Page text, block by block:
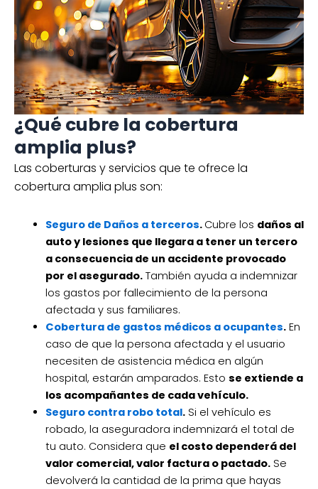
*Las tarifas están sujetas a cambios
según las especificaciones de cada póliza
de seguro.
¿Qué cubre la cobertura
amplia plus?
Las coberturas y servicios que te ofrece la
cobertura amplia plus son:
Seguro de Daños a terceros. Cubre los daños al
auto y lesiones que llegara a tener un tercero
a consecuencia de un accidente provocado
por el asegurado.También ayuda a indemnizar
los gastos por fallecimiento de la persona
afectada y sus familiares.
Cobertura de gastos médicos a ocupantes.En
caso de que la persona afectada y el usuario
necesiten de asistencia médica en algún
hospital, estarán amparados. Esto se extiende a
los acompañantes de cada vehículo.
Seguro contra robo total.Si el vehículo es
robado, la aseguradora indemnizará el total de
tu auto. Considera que el costo dependerá del
valor comercial, valor factura o pactado.Se
devolverá la cantidad de la prima que hayas